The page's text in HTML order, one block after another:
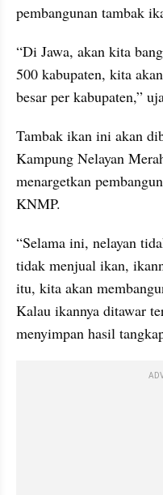
pembangunan tambak
“Di Jawa, akan kita
500 kabupaten, kita
besar per kabupaten,”
Tambak ikan ini akan
Kampung Nelayan
menargetkan
KNMP.
“Selama ini, nelayan
tidak menjual ikan,
itu, kita akan
Kalau ikannya ditawar
menyimpan hasil